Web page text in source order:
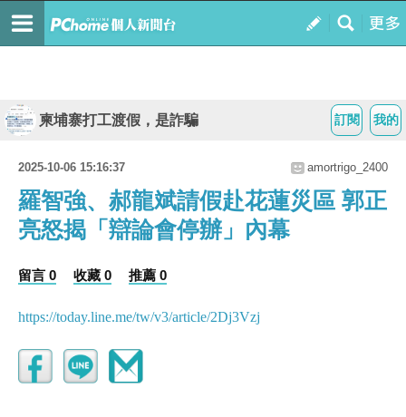
我的
訂閱
柬埔寨打工渡假，是詐騙
2025-10-06 15:16:37 amortrigo_2400
羅智強、郝龍斌請假赴花蓮災區 郭正
亮怒揭「辯論會停辦」內幕
留言 0 收藏 0 推薦 0
https://today.line.me/tw/v3/article/2Dj3Vzj